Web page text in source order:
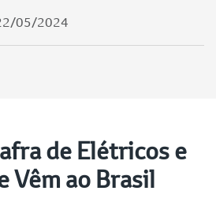
05/2024
de Elétricos e
Vêm ao Brasil